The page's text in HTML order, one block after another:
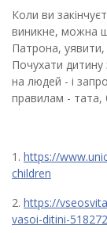
Коли ви
виникне, можна
Патрона,
Почухати
на людей - і
правилам - тата,
1. https://
children
2. https://
vasoi-ditini-